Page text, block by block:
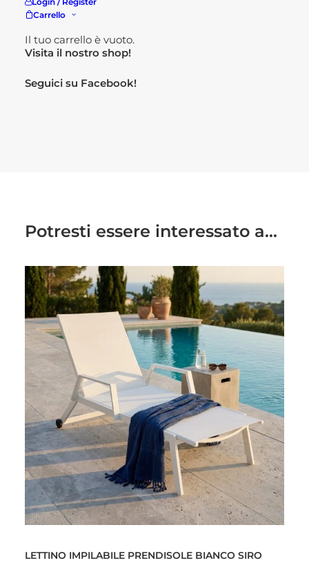
Carrello
Il tuo carrello è vuoto.
Per maggiori informazioni
Visita il nostro shop!
Seguici su Facebook!
Potresti essere interessato a...
LETTINO IMPILABILE PRENDISOLE BIANCO SIRO